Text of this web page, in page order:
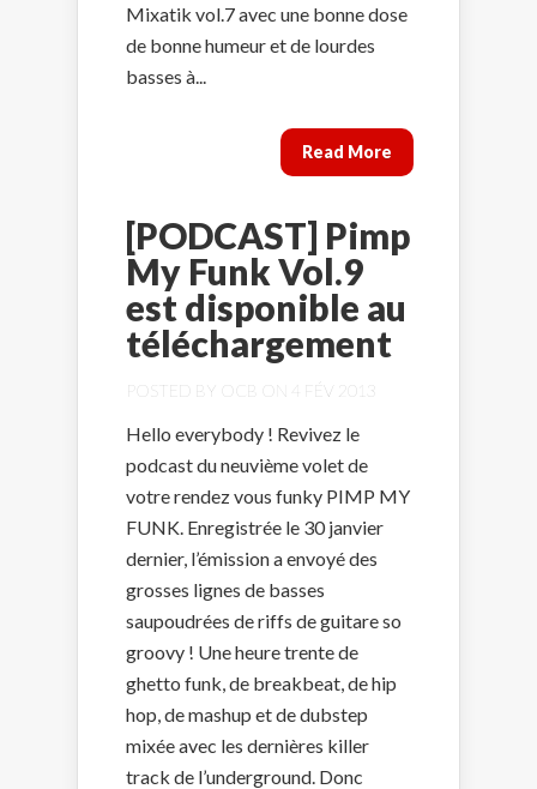
Mixatik vol.7 avec une bonne dose
de bonne humeur et de lourdes
basses à...
Read More
[PODCAST] Pimp
My Funk Vol.9
est disponible au
téléchargement
POSTED BY OCB ON 4 FÉV 2013
Hello everybody ! Revivez le
podcast du neuvième volet de
votre rendez vous funky PIMP MY
FUNK. Enregistrée le 30 janvier
dernier, l’émission a envoyé des
grosses lignes de basses
saupoudrées de riffs de guitare so
groovy ! Une heure trente de
ghetto funk, de breakbeat, de hip
hop, de mashup et de dubstep
mixée avec les dernières killer
track de l’underground. Donc